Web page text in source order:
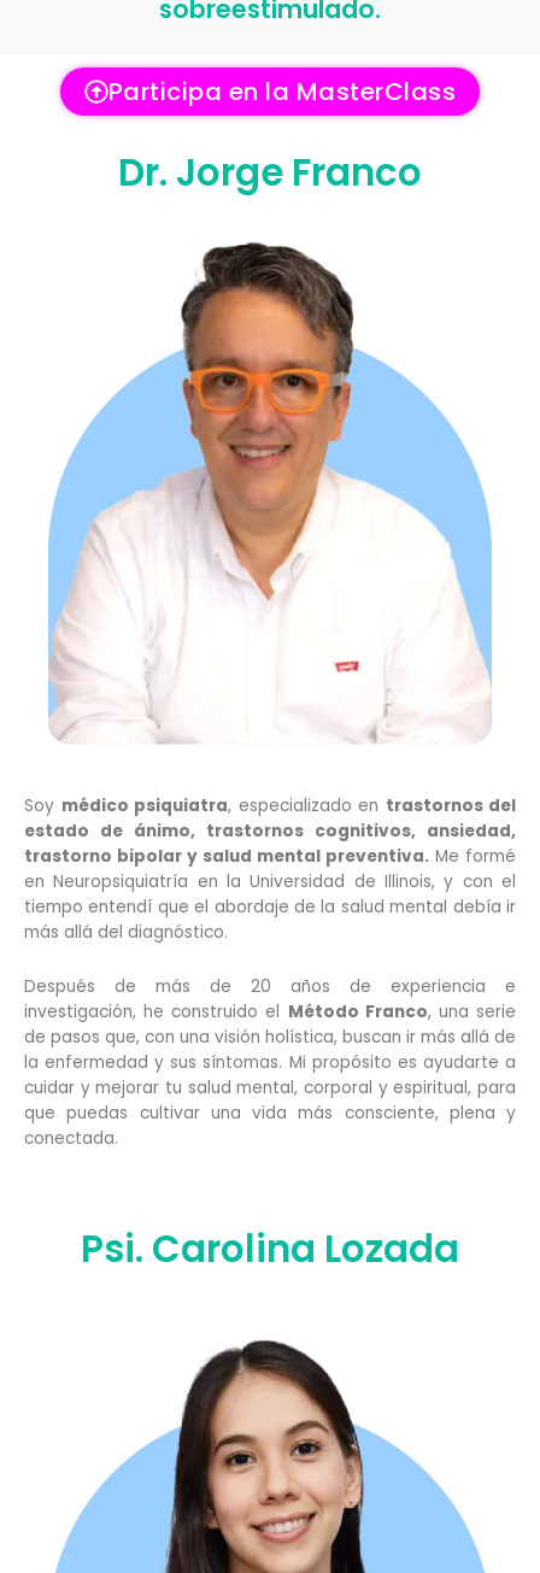
sobreestimulado.
Participa en la MasterClass
Dr. Jorge Franco
Soy médico psiquiatra, especializado en trastornos del
estado de ánimo, trastornos cognitivos, ansiedad,
trastorno bipolar y salud mental preventiva. Me formé
en Neuropsiquiatría en la Universidad de Illinois, y con el
tiempo entendí que el abordaje de la salud mental debía ir
más allá del diagnóstico.
Después de más de 20 años de experiencia e
investigación, he construido el Método Franco, una serie
de pasos que, con una visión holística, buscan ir más allá de
la enfermedad y sus síntomas. Mi propósito es ayudarte a
cuidar y mejorar tu salud mental, corporal y espiritual, para
que puedas cultivar una vida más consciente, plena y
conectada.
Psi. Carolina Lozada